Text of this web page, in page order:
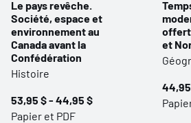
Le pays revêche.
Société, espace et
environnement au
Canada avant la
Confédération
Histoire
53,95 $ - 44,95 $
Papier et PDF
et